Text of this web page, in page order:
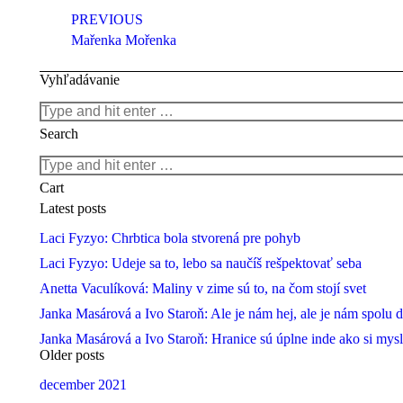
navigation
PREVIOUS
Previous
Mařenka Mořenka
Vyhľadávanie
Search:
Search
Search:
Cart
Latest posts
Laci Fyzyo: Chrbtica bola stvorená pre pohyb
Laci Fyzyo: Udeje sa to, lebo sa naučíš rešpektovať seba
Anetta Vaculíková: Maliny v zime sú to, na čom stojí svet
Janka Masárová a Ivo Staroň: Ale je nám hej, ale je nám spolu
Janka Masárová a Ivo Staroň: Hranice sú úplne inde ako si
Older posts
december 2021